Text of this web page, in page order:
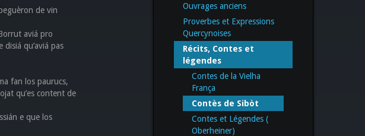
de vin
aviá pro
qu’aviá pas
fan los paurucs,
qu’es content de
e que los
Ouvrages anciens
Proverbes et Expressions
Quercynoises
Récits, Contes et
légendes
Contes de la Vielha
França
Contès de Sibòt
Contes et Légendes (
Oberheiner)